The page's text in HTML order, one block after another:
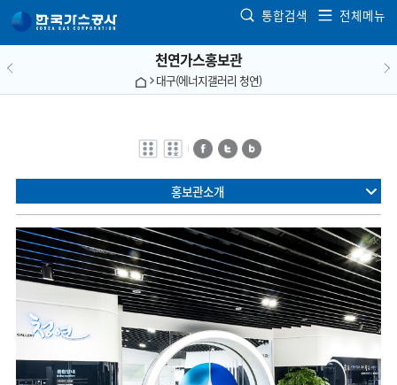
통합검색 전체메뉴
천연가스홍보관
대구(에너지갤러리 청연)
전자점자
바로보기
전자점자
다운로드
페이스북트위터블로그
홍보관소개